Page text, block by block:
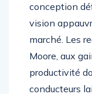
conception
vision
marché. Les
Moore, aux
productivité
conducteurs